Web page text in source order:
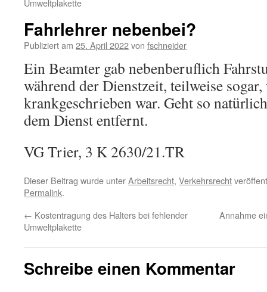
Umweltplakette
Fahrlehrer nebenbei?
Publiziert am 25. April 2022von fschneider
Ein Beamter gab nebenberuflich
während der Dienstzeit, teilweise sogar,
krankgeschrieben war. Geht so
dem Dienst entfernt.
VG Trier, 3 K 2630/21.TR
Dieser Beitrag wurde unterArbeitsrecht, Verkehrsrecht
Permalink.
← Kostentragung des Halters bei fehlender
Umweltplakette
Annahme
Schreibe einen Kommentar